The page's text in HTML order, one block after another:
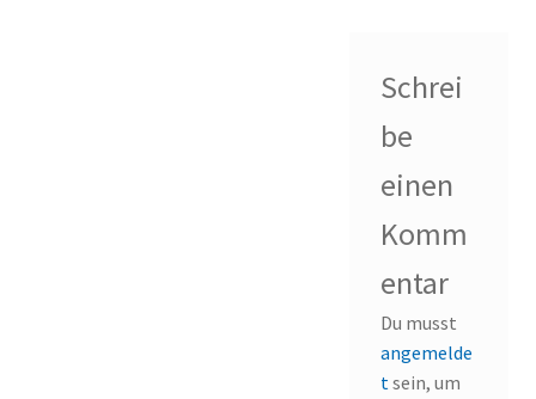
Schrei
be
einen
Komm
entar
Du musst
angemelde
tsein, um